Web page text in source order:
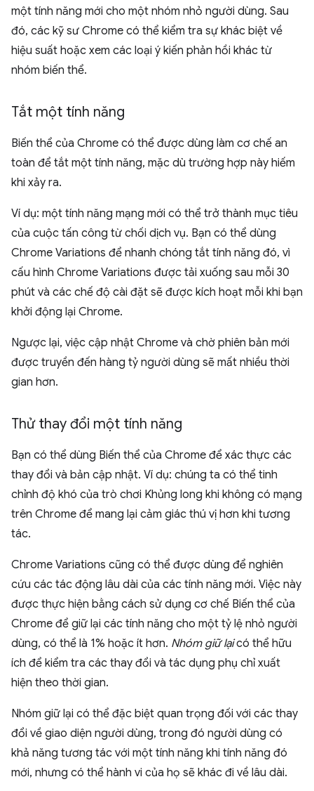
một tính năng mới cho một nhóm nhỏ người dùng. Sau
đó, các kỹ sư Chrome có thể kiểm tra sự khác biệt về
hiệu suất hoặc xem các loại ý kiến phản hồi khác từ
nhóm biến thể.
Tắt một tính năng
Biến thể của Chrome có thể được dùng làm cơ chế an
toàn để tắt một tính năng, mặc dù trường hợp này hiếm
khi xảy ra.
Ví dụ: một tính năng mạng mới có thể trở thành mục tiêu
của cuộc tấn công từ chối dịch vụ. Bạn có thể dùng
Chrome Variations để nhanh chóng tắt tính năng đó, vì
cấu hình Chrome Variations được tải xuống sau mỗi 30
phút và các chế độ cài đặt sẽ được kích hoạt mỗi khi bạn
khởi động lại Chrome.
Ngược lại, việc cập nhật Chrome và chờ phiên bản mới
được truyền đến hàng tỷ người dùng sẽ mất nhiều thời
gian hơn.
Thử thay đổi một tính năng
Bạn có thể dùng Biến thể của Chrome để xác thực các
thay đổi và bản cập nhật. Ví dụ: chúng ta có thể tinh
chỉnh độ khó của trò chơi Khủng long khi không có mạng
trên Chrome để mang lại cảm giác thú vị hơn khi tương
tác.
Chrome Variations cũng có thể được dùng để nghiên
cứu các tác động lâu dài của các tính năng mới. Việc này
được thực hiện bằng cách sử dụng cơ chế Biến thể của
Chrome để giữ lại các tính năng cho một tỷ lệ nhỏ người
dùng, có thể là 1% hoặc ít hơn. Nhóm giữ lạicó thể hữu
ích để kiểm tra các thay đổi và tác dụng phụ chỉ xuất
hiện theo thời gian.
Nhóm giữ lại có thể đặc biệt quan trọng đối với các thay
đổi về giao diện người dùng, trong đó người dùng có
khả năng tương tác với một tính năng khi tính năng đó
mới, nhưng có thể hành vi của họ sẽ khác đi về lâu dài.